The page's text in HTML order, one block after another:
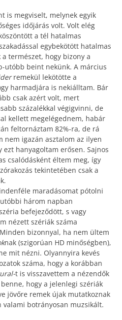
is megviselt, melynek egyik
időjárás volt. Volt elég
a tél hatalmas
egybekötött hatalmas
természet, hogy bizony a
utóbb beint nekünk. A március
remekül lekötötte a
harmadjára is nekiálltam. Bár
csak azért volt, mert
százalékkal végigvinni, de
kellett megelégednem, habár
feltornáztam 82%-ra, de rá
nem igazán asztalom az ilyen
ezt hanyagoltam erősen. Sajnos
csalódásként éltem meg, így
tekintetében csak a
maradásomat pótolni
három napban
befejeződött, s vagy
nézett szériák száma
bizonnyal, ha nem ültem
nak (szigorúan HD minőségben),
mit nézni. Olyannyira kevés
száma, hogy a korábban
t is visszavettem a nézendők
hogy a jelenlegi szériák
jövőre remek újak mutatkoznak
valami botrányosan muzsikált.